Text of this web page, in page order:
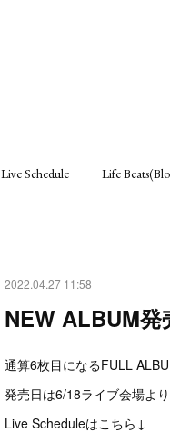
Live Schedule Life
2022.04.27 11:58
NEW ALBUM
通算6枚目になるFULL
発売日は6/18ライブ会場よ
Live Scheduleはこちら↓